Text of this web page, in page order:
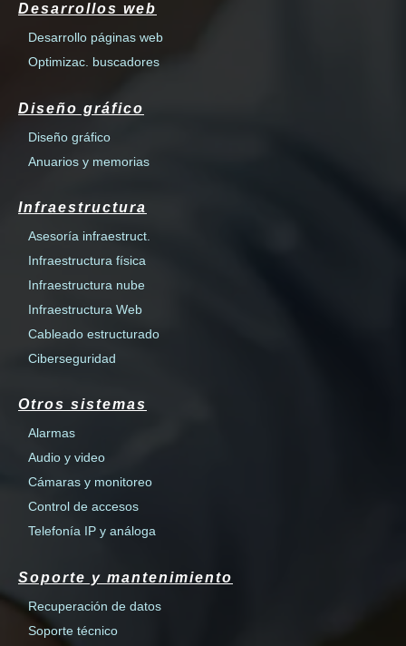
Desarrollos web
Desarrollo páginas web
Optimizac. buscadores
Diseño gráfico
Diseño gráfico
Anuarios y memorias
Infraestructura
Asesoría infraestruct.
Infraestructura física
Infraestructura nube
Infraestructura Web
Cableado estructurado
Ciberseguridad
Otros sistemas
Alarmas
Audio y video
Cámaras y monitoreo
Control de accesos
Telefonía IP y análoga
Soporte y mantenimiento
Recuperación de datos
Soporte técnico